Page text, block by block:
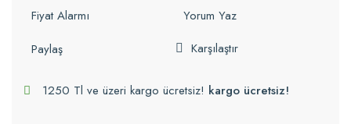
Fiyat Alarmı
Yorum Yaz
Paylaş
Karşılaştır
1250 Tl ve üzeri kargo ücretsiz! kargo ücretsiz!